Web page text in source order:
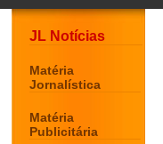
JL Notícias
Matéria
Jornalística
Matéria
Publicitária